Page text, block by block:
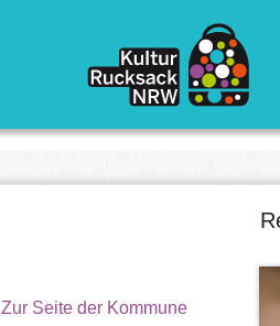
Zur Seite der Kommune